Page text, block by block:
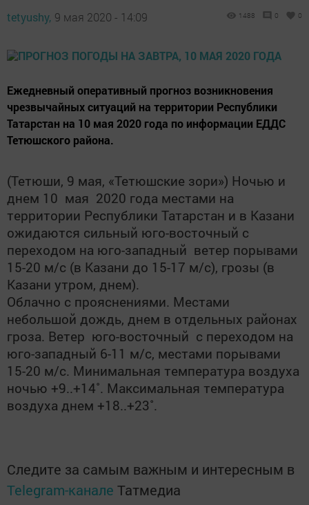
tetyushy, 9 мая 2020 - 14:09 1488 0 0
Ежедневный оперативный прогноз возникновения
чрезвычайных ситуаций на территории Республики
Татарстан на 10 мая 2020 года по информации ЕДДС
Тетюшского района.
(Тетюши, 9 мая, «Тетюшские зори») Ночью и
днем 10 мая 2020 года местами на
территории Республики Татарстан и в Казани
ожидаются сильный юго-восточный с
переходом на юго-западный ветер порывами
15-20 м/с (в Казани до 15-17 м/с), грозы (в
Казани утром, днем).
Облачно с прояснениями. Местами
небольшой дождь, днем в отдельных районах
гроза. Ветер юго-восточный с переходом на
юго-западный 6-11 м/с, местами порывами
15-20 м/с. Минимальная температура воздуха
ночью +9..+14˚. Максимальная температура
воздуха днем +18..+23˚.
Следите за самым важным и интересным в
Telegram-канале Татмедиа